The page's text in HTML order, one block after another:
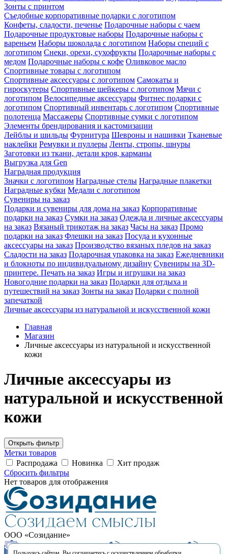
Зонты с принтом
Съедобные корпоративные подарки с логотипом
Конфеты, сладости, печенье Подарочные наборы с чаем
Подарочные продуктовые наборы Подарочные наборы с
вареньем Наборы шоколада с логотипом Наборы специй с
логотипом Снеки, орехи, сухофрукты Подарочные наборы с
медом Подарочные наборы с кофе Оливковое масло
Спортивные товары с логотипом
Спортивные аксессуары с логотипом Самокаты и
гироскутеры Спортивные шейкеры с логотипом Мячи с
логотипом Велосипедные аксессуары Фитнес подарки с
логотипом Спортивный инвентарь с логотипом Спортивные
полотенца Массажеры Спортивные сумки с логотипом
Элементы брендирования и кастомизации
Лейблы и шильды Фурнитура Шевроны и нашивки Тканевые
наклейки Ремувки и пуллеры Ленты, стропы, шнуры
Заготовки из ткани, детали кроя, карманы
Выгрузка для Gen
Наградная продукция
Значки с логотипом Наградные стелы Наградные плакетки
Наградные кубки Медали с логотипом
Сувениры на заказ
Подарки и сувениры для дома на заказ Корпоративные
подарки на заказ Сумки на заказ Одежда и личные аксессуары
на заказ Вязаный трикотаж на заказ Часы на заказ Промо
подарки на заказ Флешки на заказ Посуда и кухонные
аксессуары на заказ Производство вязаных пледов на заказ
Сладости на заказ Подарочная упаковка на заказ Ежедневники
и блокноты по индивидуальному дизайну Сувениры на 3D-
принтере. Печать на заказ Игры и игрушки на заказ
Новогодние подарки на заказ Подарки для отдыха и
путешествий на заказ Зонты на заказ Подарки с полной
запечаткой
Личные аксессуары из натуральной и искусственной кожи
Главная
Магазин
Личные аксессуары из натуральной и искусственной
кожи
Личные аксессуары из
натуральной и искусственной
кожи
Открыть фильтр
Метки товаров
Распродажа
Новинка
Хит продаж
Сбросить фильтры
Нет товаров для отображения
ООО «Созидание»